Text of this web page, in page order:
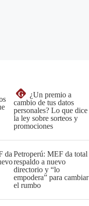
G
¿Un premio a
cambio de tus datos
personales? Lo que dice
la ley sobre sorteos y
promociones
Petroperú: MEF da total
respaldo a nuevo
directorio y “lo
empodera” para cambiar
el rumbo